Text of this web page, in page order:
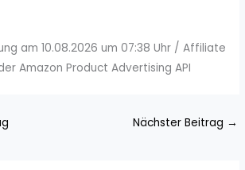
am 10.08.2026 um 07:38 Uhr / Affiliate
Amazon Product Advertising API
Nächster Beitrag →